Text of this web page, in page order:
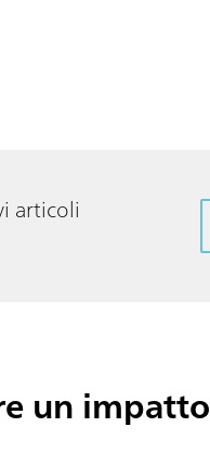
articoli
un impatto